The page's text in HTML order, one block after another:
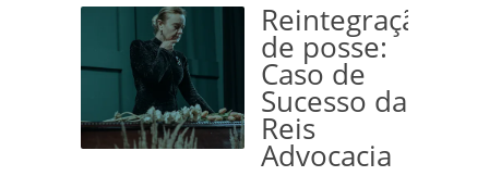
Reintegração
de posse:
Caso de
Sucesso da
Reis
Advocacia